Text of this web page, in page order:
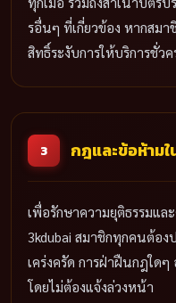
รอื่นๆ ที่เกี่ยวข้อง หากสม
สิทธิ์ระงับการให้บริการชั่ว
3 กฎและข้อห้ามใ
เพื่อรักษาความยุติธรรมแ
3kdubai สมาชิกทุกคนต้อง
เคร่งครัด การฝ่าฝืนกฎใด
โดยไม่ต้องแจ้งล่วงหน้า